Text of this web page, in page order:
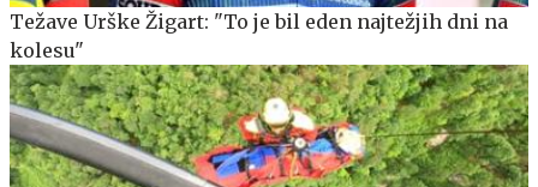
Težave Urške Žigart: "To je bil eden najtežjih dni na
kolesu"